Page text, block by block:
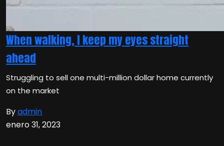
When walking, I keep my eyes straight
ahead
Struggling to sell one multi-million dollar home currently
on the market
Byadmin
enero 31, 2023